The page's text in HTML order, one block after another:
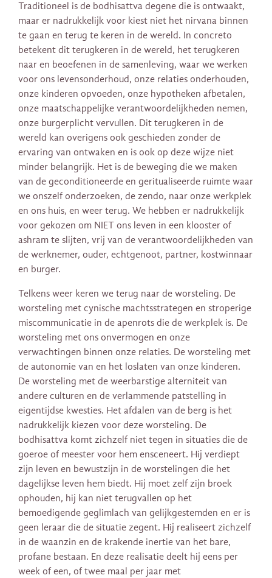
Traditioneel is de bodhisattva degene die is ontwaakt,
maar er nadrukkelijk voor kiest niet het nirvana binnen
te gaan en terug te keren in de wereld. In concreto
betekent dit terugkeren in de wereld, het terugkeren
naar en beoefenen in de samenleving, waar we werken
voor ons levensonderhoud, onze relaties onderhouden,
onze kinderen opvoeden, onze hypotheken afbetalen,
onze maatschappelijke verantwoordelijkheden nemen,
onze burgerplicht vervullen. Dit terugkeren in de
wereld kan overigens ook geschieden zonder de
ervaring van ontwaken en is ook op deze wijze niet
minder belangrijk. Het is de beweging die we maken
van de geconditioneerde en geritualiseerde ruimte waar
we onszelf onderzoeken, de zendo, naar onze werkplek
en ons huis, en weer terug. We hebben er nadrukkelijk
voor gekozen om NIET ons leven in een klooster of
ashram te slijten, vrij van de verantwoordelijkheden van
de werknemer, ouder, echtgenoot, partner, kostwinnaar
en burger.
Telkens weer keren we terug naar de worsteling. De
worsteling met cynische machtsstrategen en stroperige
miscommunicatie in de apenrots die de werkplek is. De
worsteling met ons onvermogen en onze
verwachtingen binnen onze relaties. De worsteling met
de autonomie van en het loslaten van onze kinderen.
De worsteling met de weerbarstige alterniteit van
andere culturen en de verlammende patstelling in
eigentijdse kwesties. Het afdalen van de berg is het
nadrukkelijk kiezen voor deze worsteling. De
bodhisattva komt zichzelf niet tegen in situaties die de
goeroe of meester voor hem ensceneert. Hij verdiept
zijn leven en bewustzijn in de worstelingen die het
dagelijkse leven hem biedt. Hij moet zelf zijn broek
ophouden, hij kan niet terugvallen op het
bemoedigende geglimlach van gelijkgestemden en er is
geen leraar die de situatie zegent. Hij realiseert zichzelf
in de waanzin en de krakende inertie van het bare,
profane bestaan. En deze realisatie deelt hij eens per
week of een, of twee maal per jaar met